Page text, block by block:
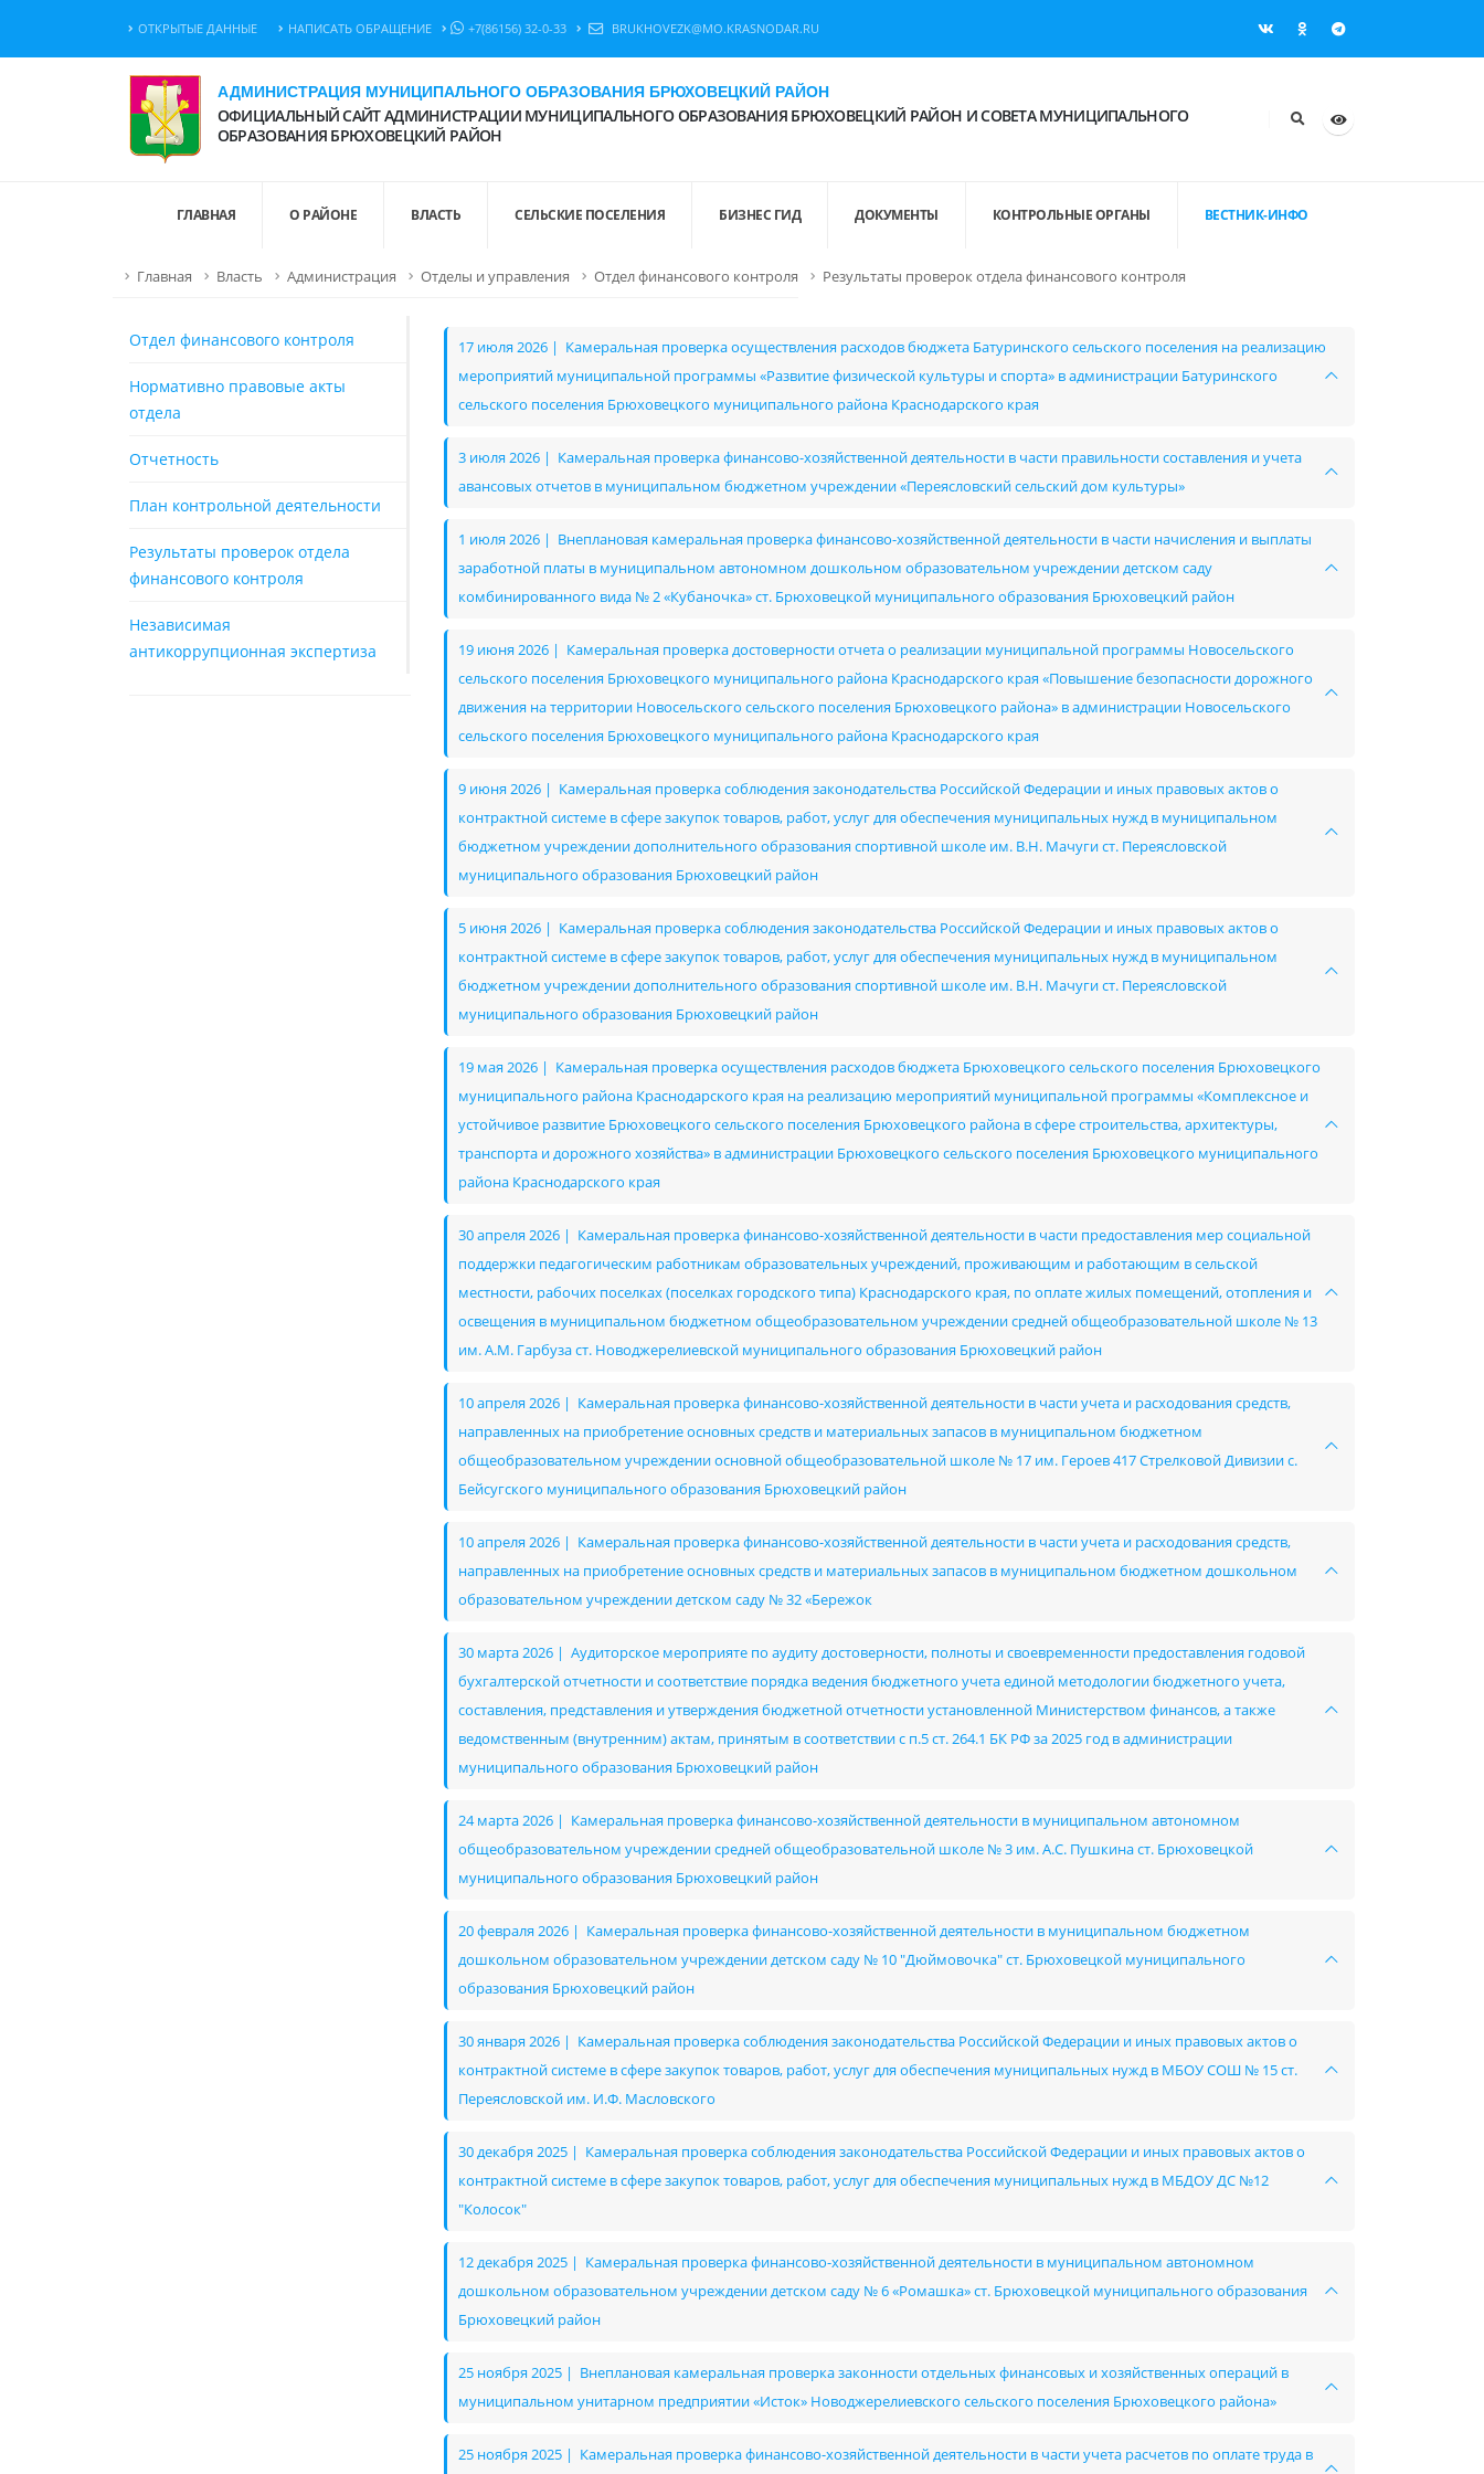
ОТКРЫТЫЕ ДАННЫЕ НАПИСАТЬ ОБРАЩЕНИЕ +7(86156) 32-0-33 BRUKHOVEZK@MO.KRASNODAR.RU
АДМИНИСТРАЦИЯ МУНИЦИПАЛЬНОГО ОБРАЗОВАНИЯ БРЮХОВЕЦКИЙ РАЙОН
ОФИЦИАЛЬНЫЙ САЙТ АДМИНИСТРАЦИИ МУНИЦИПАЛЬНОГО ОБРАЗОВАНИЯ БРЮХОВЕЦКИЙ РАЙОН И СОВЕТА МУНИЦИПАЛЬНОГО
ОБРАЗОВАНИЯ БРЮХОВЕЦКИЙ РАЙОН
ГЛАВНАЯ О РАЙОНЕ ВЛАСТЬ СЕЛЬСКИЕ ПОСЕЛЕНИЯ БИЗНЕС ГИД ДОКУМЕНТЫ КОНТРОЛЬНЫЕ ОРГАНЫ ВЕСТНИК-ИНФО
Главная Власть Администрация Отделы и управления Отдел финансового контроля Результаты проверок отдела финансового контроля
Отдел финансового контроля
Нормативно правовые акты
отдела
Отчетность
План контрольной деятельности
Результаты проверок отдела
финансового контроля
Независимая
антикоррупционная экспертиза
17 июля 2026 | Камеральная проверка осуществления расходов бюджета Батуринского сельского поселения на реализацию
мероприятий муниципальной программы «Развитие физической культуры и спорта» в администрации Батуринского
сельского поселения Брюховецкого муниципального района Краснодарского края
3 июля 2026 | Камеральная проверка финансово-хозяйственной деятельности в части правильности составления и учета
авансовых отчетов в муниципальном бюджетном учреждении «Переясловский сельский дом культуры»
1 июля 2026 | Внеплановая камеральная проверка финансово-хозяйственной деятельности в части начисления и выплаты
заработной платы в муниципальном автономном дошкольном образовательном учреждении детском саду
комбинированного вида № 2 «Кубаночка» ст. Брюховецкой муниципального образования Брюховецкий район
19 июня 2026 | Камеральная проверка достоверности отчета о реализации муниципальной программы Новосельского
сельского поселения Брюховецкого муниципального района Краснодарского края «Повышение безопасности дорожного
движения на территории Новосельского сельского поселения Брюховецкого района» в администрации Новосельского
сельского поселения Брюховецкого муниципального района Краснодарского края
9 июня 2026 | Камеральная проверка соблюдения законодательства Российской Федерации и иных правовых актов о
контрактной системе в сфере закупок товаров, работ, услуг для обеспечения муниципальных нужд в муниципальном
бюджетном учреждении дополнительного образования спортивной школе им. В.Н. Мачуги ст. Переясловской
муниципального образования Брюховецкий район
5 июня 2026 | Камеральная проверка соблюдения законодательства Российской Федерации и иных правовых актов о
контрактной системе в сфере закупок товаров, работ, услуг для обеспечения муниципальных нужд в муниципальном
бюджетном учреждении дополнительного образования спортивной школе им. В.Н. Мачуги ст. Переясловской
муниципального образования Брюховецкий район
19 мая 2026 | Камеральная проверка осуществления расходов бюджета Брюховецкого сельского поселения Брюховецкого
муниципального района Краснодарского края на реализацию мероприятий муниципальной программы «Комплексное и
устойчивое развитие Брюховецкого сельского поселения Брюховецкого района в сфере строительства, архитектуры,
транспорта и дорожного хозяйства» в администрации Брюховецкого сельского поселения Брюховецкого муниципального
района Краснодарского края
30 апреля 2026 | Камеральная проверка финансово-хозяйственной деятельности в части предоставления мер социальной
поддержки педагогическим работникам образовательных учреждений, проживающим и работающим в сельской
местности, рабочих поселках (поселках городского типа) Краснодарского края, по оплате жилых помещений, отопления и
освещения в муниципальном бюджетном общеобразовательном учреждении средней общеобразовательной школе № 13
им. А.М. Гарбуза ст. Новоджерелиевской муниципального образования Брюховецкий район
10 апреля 2026 | Камеральная проверка финансово-хозяйственной деятельности в части учета и расходования средств,
направленных на приобретение основных средств и материальных запасов в муниципальном бюджетном
общеобразовательном учреждении основной общеобразовательной школе № 17 им. Героев 417 Стрелковой Дивизии с.
Бейсугского муниципального образования Брюховецкий район
10 апреля 2026 | Камеральная проверка финансово-хозяйственной деятельности в части учета и расходования средств,
направленных на приобретение основных средств и материальных запасов в муниципальном бюджетном дошкольном
образовательном учреждении детском саду № 32 «Бережок
30 марта 2026 | Аудиторское мероприяте по аудиту достоверности, полноты и своевременности предоставления годовой
бухгалтерской отчетности и соответствие порядка ведения бюджетного учета единой методологии бюджетного учета,
составления, представления и утверждения бюджетной отчетности установленной Министерством финансов, а также
ведомственным (внутренним) актам, принятым в соответствии с п.5 ст. 264.1 БК РФ за 2025 год в администрации
муниципального образования Брюховецкий район
24 марта 2026 | Камеральная проверка финансово-хозяйственной деятельности в муниципальном автономном
общеобразовательном учреждении средней общеобразовательной школе № 3 им. А.С. Пушкина ст. Брюховецкой
муниципального образования Брюховецкий район
20 февраля 2026 | Камеральная проверка финансово-хозяйственной деятельности в муниципальном бюджетном
дошкольном образовательном учреждении детском саду № 10 "Дюймовочка" ст. Брюховецкой муниципального
образования Брюховецкий район
30 января 2026 | Камеральная проверка соблюдения законодательства Российской Федерации и иных правовых актов о
контрактной системе в сфере закупок товаров, работ, услуг для обеспечения муниципальных нужд в МБОУ СОШ № 15 ст.
Переясловской им. И.Ф. Масловского
30 декабря 2025 | Камеральная проверка соблюдения законодательства Российской Федерации и иных правовых актов о
контрактной системе в сфере закупок товаров, работ, услуг для обеспечения муниципальных нужд в МБДОУ ДС №12
"Колосок"
12 декабря 2025 | Камеральная проверка финансово-хозяйственной деятельности в муниципальном автономном
дошкольном образовательном учреждении детском саду № 6 «Ромашка» ст. Брюховецкой муниципального образования
Брюховецкий район
25 ноября 2025 | Внеплановая камеральная проверка законности отдельных финансовых и хозяйственных операций в
муниципальном унитарном предприятии «Исток» Новоджерелиевского сельского поселения Брюховецкого района»
25 ноября 2025 | Камеральная проверка финансово-хозяйственной деятельности в части учета расчетов по оплате труда в